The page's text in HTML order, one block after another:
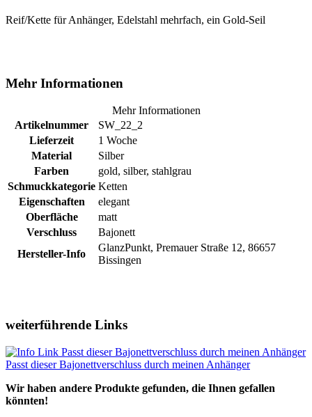
Reif/Kette für Anhänger, Edelstahl mehrfach, ein Gold-Seil
Mehr Informationen
Mehr Informationen
Artikelnummer
SW_22_2
Lieferzeit
1 Woche
Material
Silber
Farben
gold, silber, stahlgrau
Schmuckkategorie Ketten
Eigenschaften
elegant
Oberfläche
matt
Verschluss
Bajonett
Hersteller-Info
GlanzPunkt, Premauer Straße 12, 86657
Bissingen
weiterführende Links
Passt dieser Bajonettverschluss durch meinen Anhänger
Wir haben andere Produkte gefunden, die Ihnen gefallen
könnten!